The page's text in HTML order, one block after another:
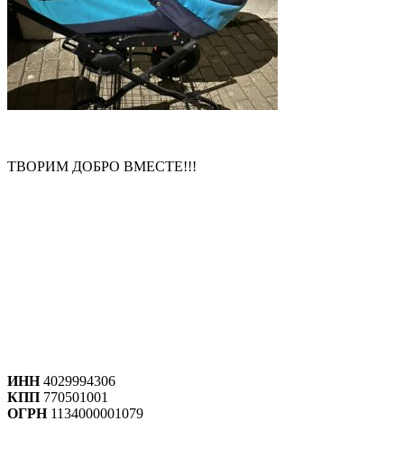
ТВОРИМ ДОБРО ВМЕСТЕ!!!
ИНН4029994306
КПП 770501001
ОГРН1134000001079